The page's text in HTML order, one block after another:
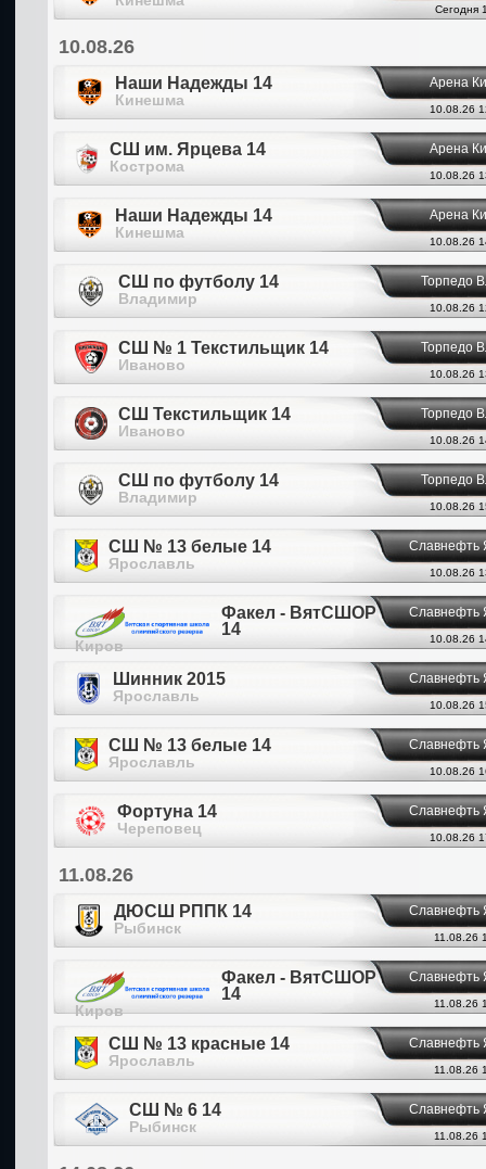
Сегодня
10.08.26
Наши Надежды 14
Кинешма
Арена
10.08.26
СШ им. Ярцева 14
Кострома
Арена
10.08.26
Наши Надежды 14
Кинешма
Арена
10.08.26
СШ по футболу 14
Владимир
Торпедо
10.08.26
СШ № 1 Текстильщик 14
Иваново
Торпедо
10.08.26
СШ Текстильщик 14
Иваново
Торпедо
10.08.26
СШ по футболу 14
Владимир
Торпедо
10.08.26
СШ № 13 белые 14
Ярославль
Славнефть
10.08.26
Факел - ВятСШОР
14
Киров
Славнефть
10.08.26
Шинник 2015
Ярославль
Славнефть
10.08.26
СШ № 13 белые 14
Ярославль
Славнефть
10.08.26
Фортуна 14
Череповец
Славнефть
10.08.26
11.08.26
ДЮСШ РППК 14
Рыбинск
Славнефть
11.08.26
Факел - ВятСШОР
14
Киров
Славнефть
11.08.26
СШ № 13 красные 14
Ярославль
Славнефть
11.08.26
СШ № 6 14
Рыбинск
Славнефть
11.08.26